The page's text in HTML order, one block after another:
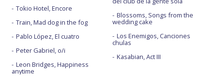
Tokio Hotel, Encore
Train, Mad dog in the fog
Pablo López, El cuatro
Peter Gabriel, o/i
Leon Bridges, Happiness
anytime
Blossoms, Songs from the
wedding cake
Los Enemigos, Canciones
chulas
Kasabian, Act III